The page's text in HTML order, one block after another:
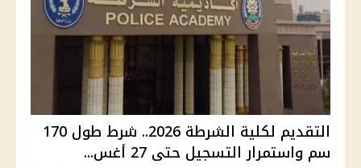
التقديم لكلية الشرطة 2026.. شرط طول 170
سم واستمرار التسجيل حتى 27 أغس...